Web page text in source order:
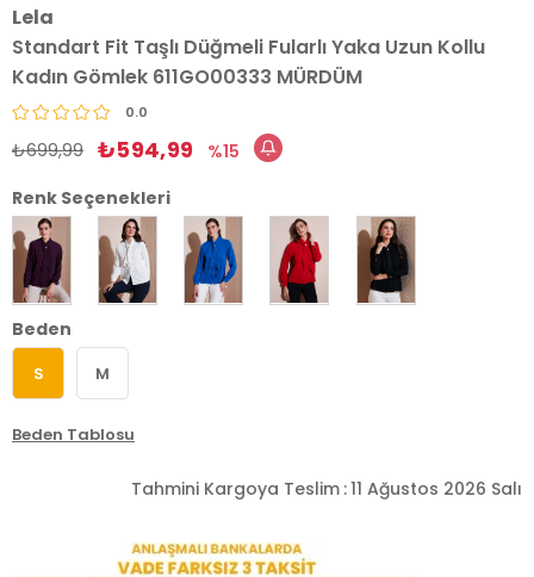
Lela
Standart Fit Taşlı Düğmeli Fularlı Yaka Uzun Kollu
Kadın Gömlek 611GO00333 MÜRDÜM
0.0
₺699,99 ₺594,99
15
Renk Seçenekleri
Beden
S M
Beden Tablosu
Tahmini Kargoya Teslim :11 Ağustos 2026 Salı